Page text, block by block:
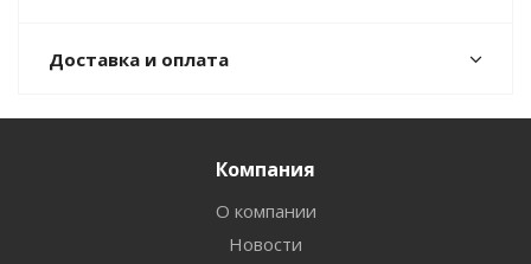
Доставка и оплата
Компания
О компании
Новости